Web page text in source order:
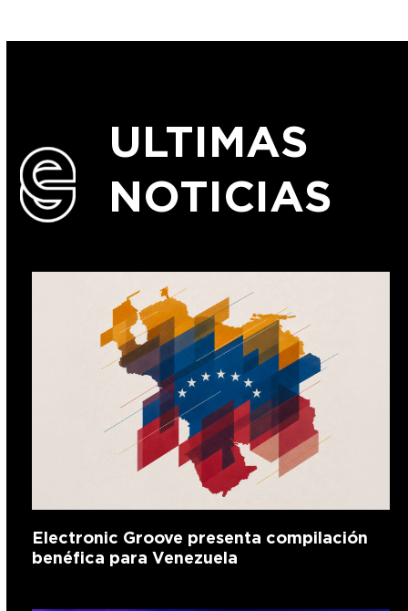
ULTIMAS
NOTICIAS
Electronic Groove presenta compilación
benéfica para Venezuela